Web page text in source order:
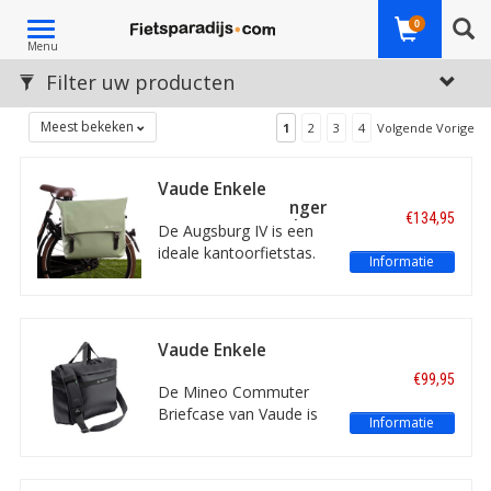
Toggle
navigation
Menu
0
Filter uw producten
Meest bekeken 1 2 3 4 Volgende Vorige
Vaude Enkele
fietstas / messenger
Augsburg IV 20L L
Willow Green
De Augsburg IV is een
ideale kantoorfietstas.
een sportievere look en
een grotere klep. De
fietstas is voorzien van
een verstelbare Plug and
€134,95
Informatie
Vaude Enkele
Commuter Briefcase
17 Black
De Mineo Commuter
Briefcase van Vaude is
€99,95
Informatie